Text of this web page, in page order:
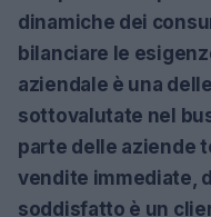
dinamiche dei
bilanciare le
aziendale è una
sottovalutate nel
parte delle aziende
vendite immediate,
soddisfatto è un